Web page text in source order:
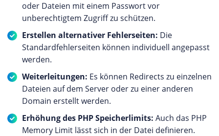
oder Dateien mit einem Passwort vor
unberechtigtem Zugriff zu schützen.
Erstellen alternativer Fehlerseiten: Die
Standardfehlerseiten können individuell angepasst
werden.
Weiterleitungen: Es können Redirects zu einzelnen
Dateien auf dem Server oder zu einer anderen
Domain erstellt werden.
Erhöhung des PHP Speicherlimits: Auch das PHP
Memory Limit lässt sich in der Datei definieren.